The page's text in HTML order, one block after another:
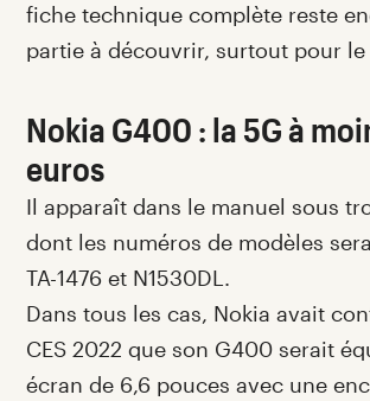
fiche technique complète reste
partie à découvrir, surtout pour le
Nokia G400 : la 5G à
euros
Il apparaît dans le manuel sous
dont les numéros de modèles
TA-1476 et N1530DL.
Dans tous les cas, Nokia avait
CES 2022 que son G400 serait
écran de 6,6 pouces avec une